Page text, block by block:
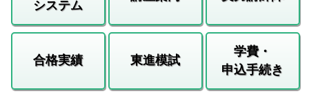
システム
合格実績 東進模試
学費・
申込手続き